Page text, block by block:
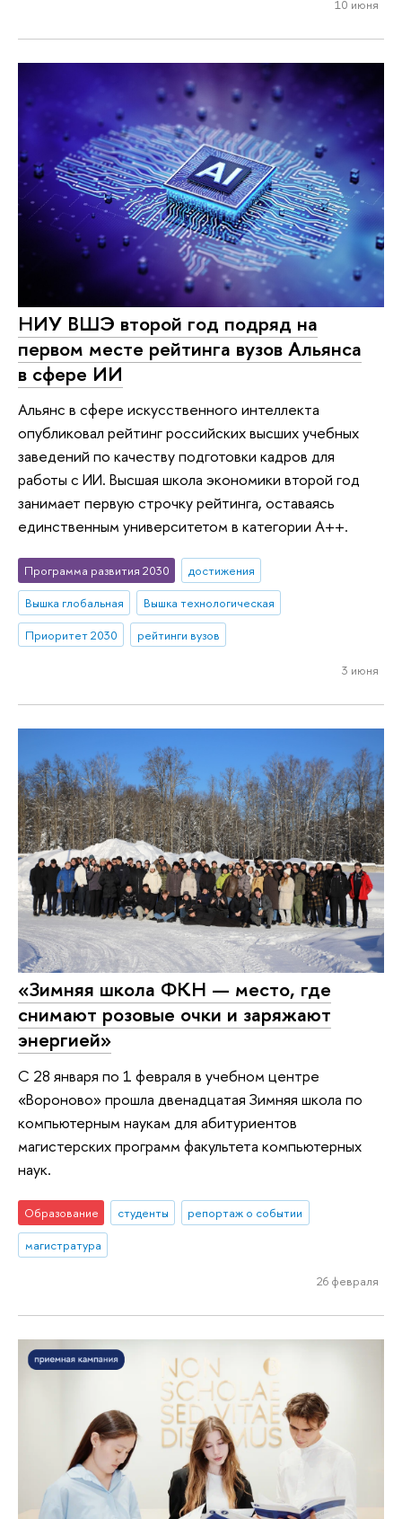
10 июня
НИУ ВШЭ второй год подряд на
первом месте рейтинга вузов Альянса
в сфере ИИ
Альянс в сфере искусственного интеллекта
опубликовал рейтинг российских высших учебных
заведений по качеству подготовки кадров для
работы с ИИ. Высшая школа экономики второй год
занимает первую строчку рейтинга, оставаясь
единственным университетом в категории A++.
Программа развития 2030
достижения
Вышка глобальная
Вышка технологическая
Приоритет 2030
рейтинги вузов
3 июня
«Зимняя школа ФКН — место, где
снимают розовые очки и заряжают
энергией»
С 28 января по 1 февраля в учебном центре
«Вороново» прошла двенадцатая Зимняя школа по
компьютерным наукам для абитуриентов
магистерских программ факультета компьютерных
наук.
Образование студенты
репортаж о событии
магистратура
26 февраля